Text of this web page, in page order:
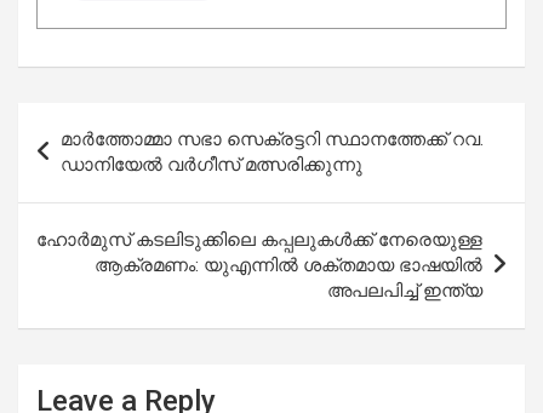
navigation
മാർത്തോമ്മാ സഭാ സെക്രട്ടറി സ്ഥാനത്തേക്ക് റവ.
ഡാനിയേൽ വർഗീസ് മത്സരിക്കുന്നു
ഹോർമുസ് കടലിടുക്കിലെ കപ്പലുകൾക്ക് നേരെയുള്ള
ആക്രമണം: യുഎന്നിൽ ശക്തമായ ഭാഷയിൽ
അപലപിച്ച് ഇന്ത്യ
Leave a Reply